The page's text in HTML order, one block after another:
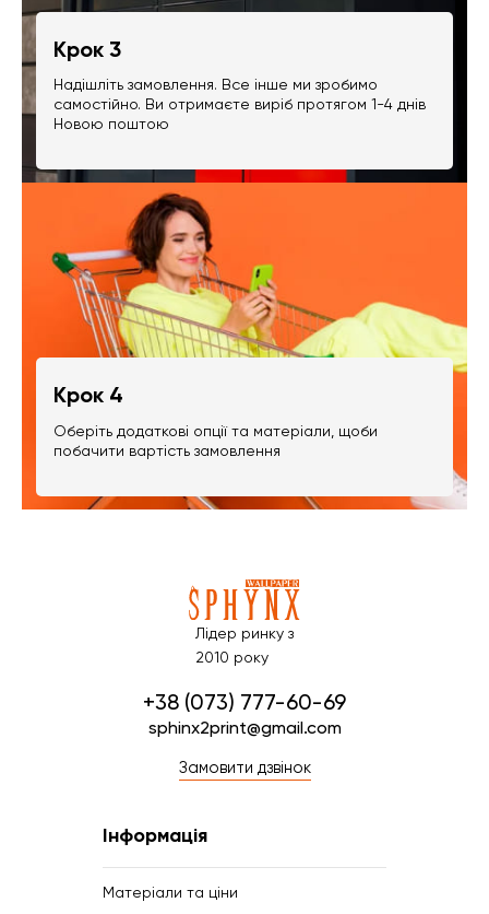
Крок 3
Надішліть замовлення. Все інше ми зробимо
самостійно. Ви отримаєте виріб протягом 1-4 днів
Новою поштою
Крок 4
Оберіть додаткові опції та матеріали, щоби
побачити вартість замовлення
Лідер ринку з
2010 року
+38 (073) 777-60-69
sphinx2print@gmail.com
Замовити дзвінок
Інформація
Матеріали та ціни